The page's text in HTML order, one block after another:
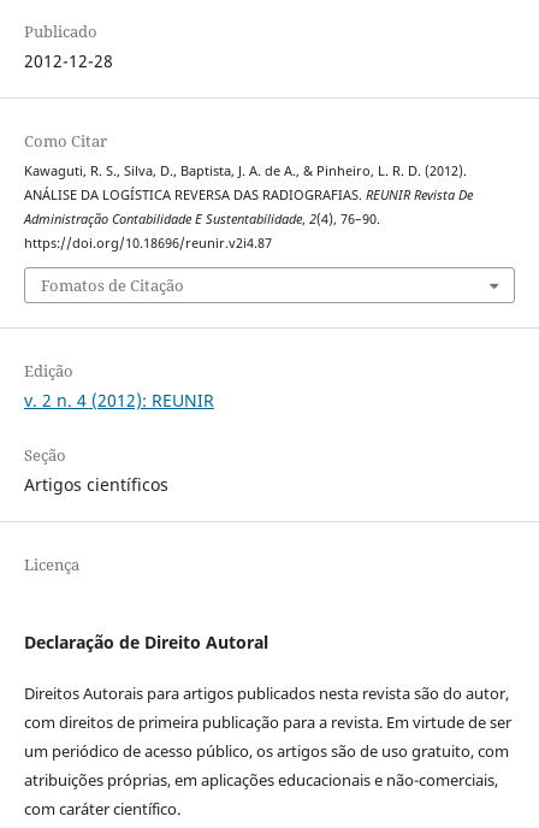
Publicado
2012-12-28
Como Citar
Kawaguti, R. S., Silva, D., Baptista, J. A. de A., & Pinheiro, L. R. D. (2012).
ANÁLISE DA LOGÍSTICA REVERSA DAS RADIOGRAFIAS. REUNIR Revista De
Administração Contabilidade E Sustentabilidade, 2(4), 76–90.
https://doi.org/10.18696/reunir.v2i4.87
Fomatos de Citação
Edição
v. 2 n. 4 (2012): REUNIR
Seção
Artigos científicos
Licença
Declaração de Direito Autoral
Direitos Autorais para artigos publicados nesta revista são do autor,
com direitos de primeira publicação para a revista. Em virtude de ser
um periódico de acesso público, os artigos são de uso gratuito, com
atribuições próprias, em aplicações educacionais e não-comerciais,
com caráter científico.